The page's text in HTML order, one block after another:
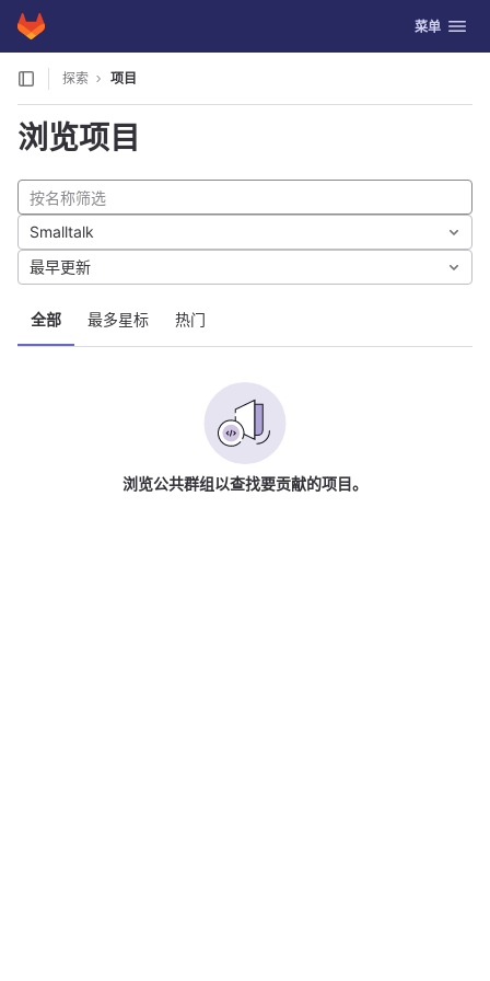
Skip to content
GitLab 切换导航
菜单
探索 项目
浏览项目
全部 最多星标 热门
Smalltalk
最早更新
浏览公共群组以查找要贡献的项目。